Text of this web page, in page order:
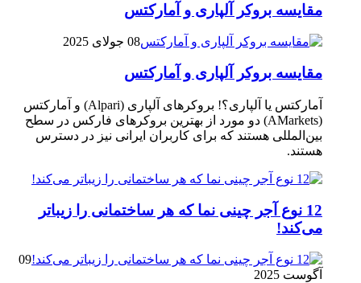
مقایسه بروکر آلپاری و آمارکتس
08 جولای 2025
مقایسه بروکر آلپاری و آمارکتس
آمارکتس یا آلپاری؟! بروکرهای آلپاری (Alpari) و آمارکتس
(AMarkets) دو مورد از بهترین بروکرهای فارکس در سطح
بین‌المللی هستند که برای کاربران ایرانی نیز در دسترس
هستند.
12 نوع آجر چینی نما که هر ساختمانی را زیباتر
می‌کند!
09
آگوست 2025